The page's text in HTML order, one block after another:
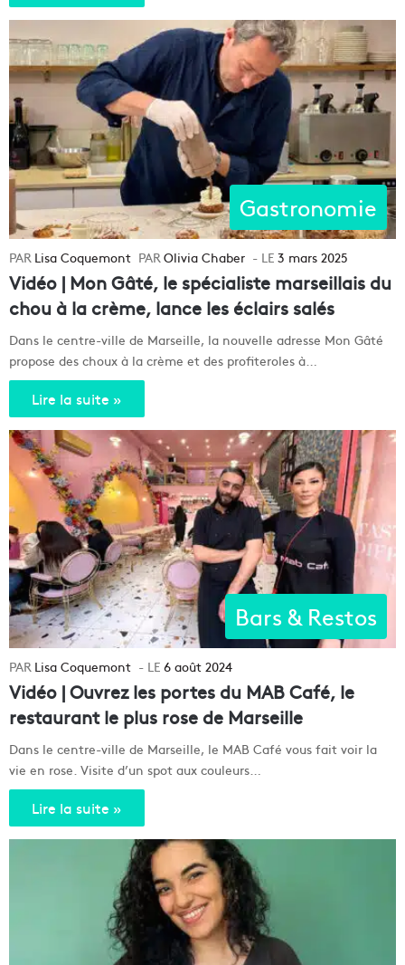
Gastronomie
Lisa Coquemont Olivia Chaber 3 mars 2025
Vidéo | Mon Gâté, le spécialiste marseillais du
chou à la crème, lance les éclairs salés
Dans le centre-ville de Marseille, la nouvelle adresse Mon Gâté
propose des choux à la crème et des profiteroles à…
Lire la suite »
Bars & Restos
Lisa Coquemont 6 août 2024
Vidéo | Ouvrez les portes du MAB Café, le
restaurant le plus rose de Marseille
Dans le centre-ville de Marseille, le MAB Café vous fait voir la
vie en rose. Visite d’un spot aux couleurs…
Lire la suite »